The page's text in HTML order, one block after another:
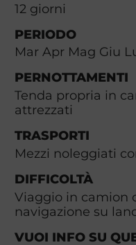
12 giorni
PERIODO
Mar Apr Mag Giu
PERNOTTAMENTI
Tenda propria in
attrezzati
TRASPORTI
Mezzi noleggiati
DIFFICOLTÀ
Viaggio in camion
navigazione su
VUOI INFO SU